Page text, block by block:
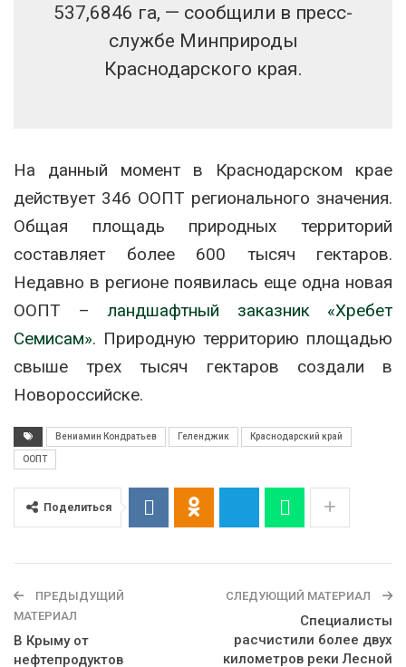
537,6846 га, — сообщили в пресс-
службе Минприроды
Краснодарского края.
На данный момент в Краснодарском крае
действует 346 ООПТ регионального значения.
Общая площадь природных территорий
составляет более 600 тысяч гектаров.
Недавно в регионе появилась еще одна новая
ООПТ – ландшафтный заказник «Хребет
Семисам». Природную территорию площадью
свыше трех тысяч гектаров создали в
Новороссийске.
Вениамин Кондратьев Геленджик Краснодарский край
ООПТ
Поделиться
ПРЕДЫДУЩИЙ
МАТЕРИАЛ
В Крыму от
нефтепродуктов
СЛЕДУЮЩИЙ МАТЕРИАЛ
Специалисты
расчистили более двух
километров реки Лесной